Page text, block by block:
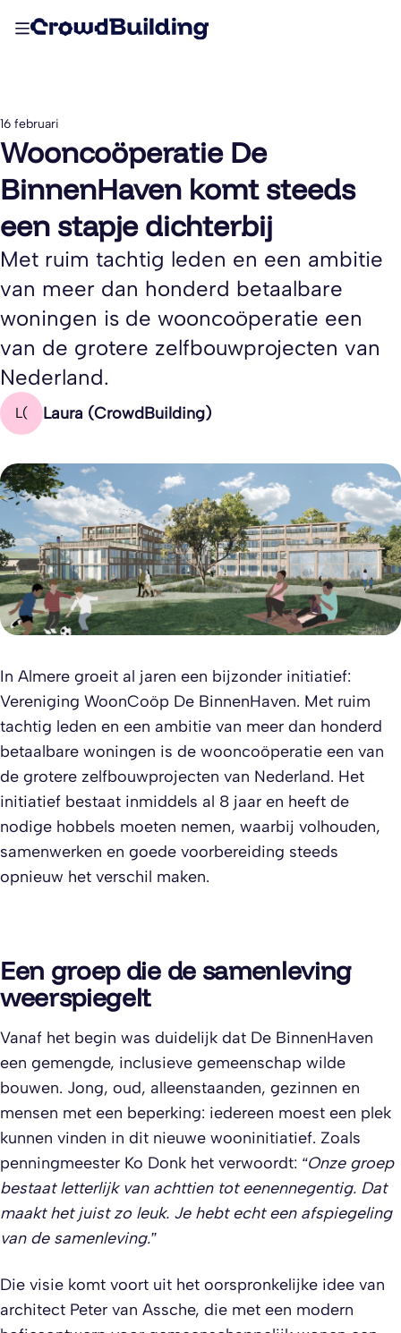
16 februari
Wooncoöperatie De
BinnenHaven komt steeds
een stapje dichterbij
Met ruim tachtig leden en een ambitie
van meer dan honderd betaalbare
woningen is de wooncoöperatie een
van de grotere zelfbouwprojecten van
Nederland.
L( Laura (CrowdBuilding)
In Almere groeit al jaren een bijzonder initiatief:
Vereniging WoonCoöp De BinnenHaven. Met ruim
tachtig leden en een ambitie van meer dan honderd
betaalbare woningen is de wooncoöperatie een van
de grotere zelfbouwprojecten van Nederland. Het
initiatief bestaat inmiddels al 8 jaar en heeft de
nodige hobbels moeten nemen, waarbij volhouden,
samenwerken en goede voorbereiding steeds
opnieuw het verschil maken.
Een groep die de samenleving
weerspiegelt
Vanaf het begin was duidelijk dat De BinnenHaven
een gemengde, inclusieve gemeenschap wilde
bouwen. Jong, oud, alleenstaanden, gezinnen en
mensen met een beperking: iedereen moest een plek
kunnen vinden in dit nieuwe wooninitiatief. Zoals
penningmeester Ko Donk het verwoordt: “Onze groep
bestaat letterlijk van achttien tot eenennegentig. Dat
maakt het juist zo leuk. Je hebt echt een afspiegeling
van de samenleving.”
Die visie komt voort uit het oorspronkelijke idee van
architect Peter van Assche, die met een modern